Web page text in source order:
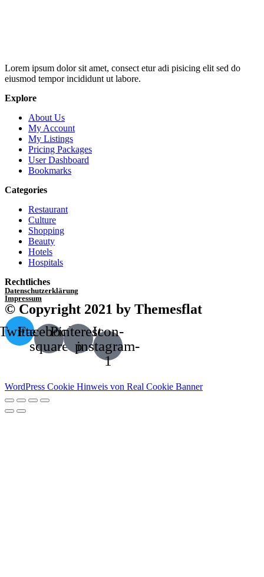
Lorem ipsum dolor sit amet, consect etur adi pisicing elit sed do
eiusmod tempor incididunt ut labore.
Explore
About Us
My Account
My Listings
Pricing Packages
User Dashboard
Bookmarks
Categories
Restaurant
Culture
Shopping
Beauty
Hotels
Hospitals
Rechtliches
Datenschutzerklärung
Impressum
© Copyright 2021 by Themesflat
Facebook-
square
Pinterest-
p
Icon-
instagram-
1
WordPress Cookie Hinweis von Real Cookie Banner